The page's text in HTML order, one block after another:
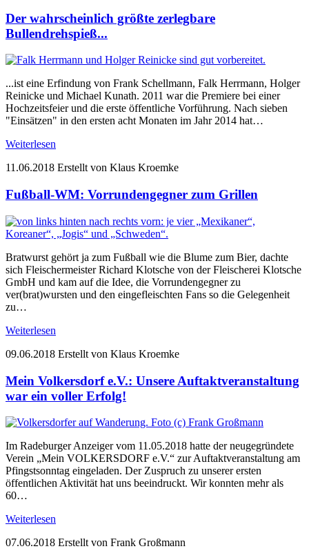
Der wahrscheinlich größte zerlegbare
Bullendrehspieß...
...ist eine Erfindung von Frank Schellmann, Falk Herrmann, Holger
Reinicke und Michael Kunath. 2011 war die Premiere bei einer
Hochzeitsfeier und die erste öffentliche Vorführung. Nach sieben
"Einsätzen" in den ersten acht Monaten im Jahr 2014 hat…
Weiterlesen
11.06.2018 Erstellt von Klaus Kroemke
Fußball-WM: Vorrundengegner zum Grillen
Bratwurst gehört ja zum Fußball wie die Blume zum Bier, dachte
sich Fleischermeister Richard Klotsche von der Fleischerei Klotsche
GmbH und kam auf die Idee, die Vorrundengegner zu
ver(brat)wursten und den eingefleischten Fans so die Gelegenheit
zu…
Weiterlesen
09.06.2018 Erstellt von Klaus Kroemke
Mein Volkersdorf e.V.: Unsere Auftaktveranstaltung
war ein voller Erfolg!
Im Radeburger Anzeiger vom 11.05.2018 hatte der neugegründete
Verein „Mein VOLKERSDORF e.V.“ zur Auftaktveranstaltung am
Pfingstsonntag eingeladen. Der Zuspruch zu unserer ersten
öffentlichen Aktivität hat uns beeindruckt. Wir konnten mehr als
60…
Weiterlesen
07.06.2018 Erstellt von Frank Großmann